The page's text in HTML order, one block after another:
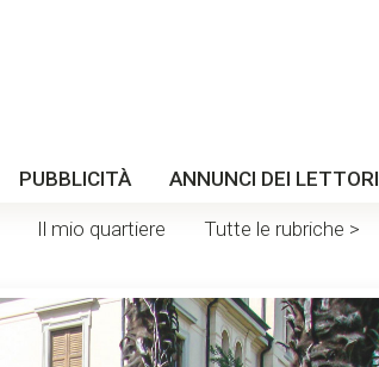
PUBBLICITÀ ANNUNCI DEI LETTORI
Il mio quartiere Tutte le rubriche >